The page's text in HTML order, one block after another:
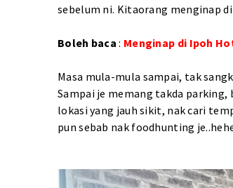
sebelum ni. Kitaorang menginap
Boleh baca : Menginap di Ipoh
Masa mula-mula sampai, tak
Sampai je memang takda
lokasi yang jauh sikit, nak cari
pun sebab nak foodhunting